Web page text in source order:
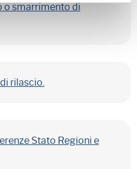
o smarrimento di
rilascio.
Stato Regioni e